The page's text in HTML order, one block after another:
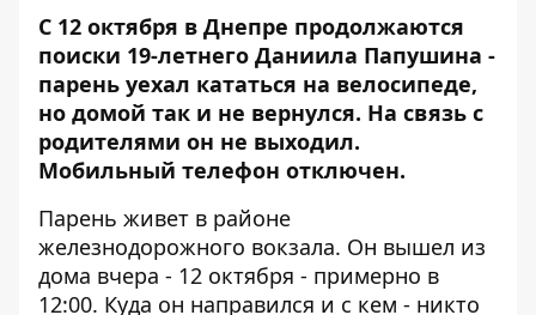
С 12 октября в Днепре продолжаются
поиски 19-летнего Даниила Папушина -
парень уехал кататься на велосипеде,
но домой так и не вернулся. На связь с
родителями он не выходил.
Мобильный телефон отключен.
Парень живет в районе
железнодорожного вокзала. Он вышел из
дома вчера - 12 октября - примерно в
12:00. Куда он направился и с кем - никто